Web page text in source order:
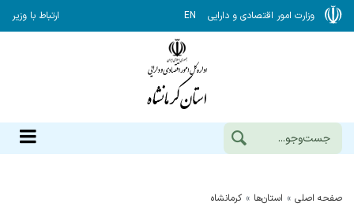
وزارت امور اقتصادی و دارایی EN ارتباط با وزیر
صفحه اصلی استان‌ها كرمانشاه